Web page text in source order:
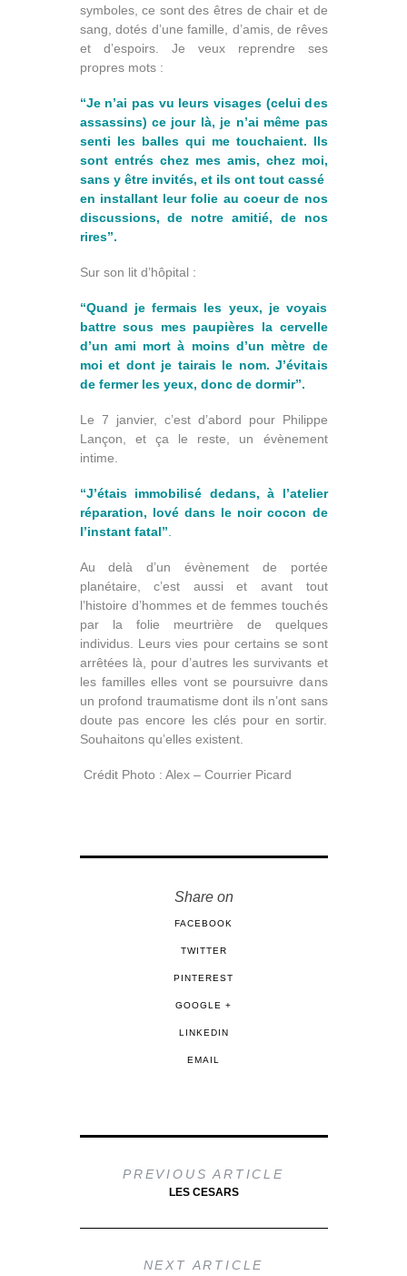
symboles, ce sont des êtres de chair et de
sang, dotés d’une famille, d’amis, de rêves
et d’espoirs. Je veux reprendre ses
propres mots :
“Je n’ai pas vu leurs visages (celui des
assassins) ce jour là, je n’ai même pas
senti les balles qui me touchaient. Ils
sont entrés chez mes amis, chez moi,
sans y être invités, et ils ont tout cassé
en installant leur folie au coeur de nos
discussions, de notre amitié, de nos
rires”.
Sur son lit d’hôpital :
“Quand je fermais les yeux, je voyais
battre sous mes paupières la cervelle
d’un ami mort à moins d’un mètre de
moi et dont je tairais le nom. J’évitais
de fermer les yeux, donc de dormir”.
Le 7 janvier, c’est d’abord pour Philippe
Lançon, et ça le reste, un évènement
intime.
“J’étais immobilisé dedans, à l’atelier
réparation, lové dans le noir cocon de
l’instant fatal”.
Au delà d’un évènement de portée
planétaire, c’est aussi et avant tout
l’histoire d’hommes et de femmes touchés
par la folie meurtrière de quelques
individus. Leurs vies pour certains se sont
arrêtées là, pour d’autres les survivants et
les familles elles vont se poursuivre dans
un profond traumatisme dont ils n’ont sans
doute pas encore les clés pour en sortir.
Souhaitons qu’elles existent.
Crédit Photo : Alex – Courrier Picard
Share on
FACEBOOK
TWITTER
PINTEREST
GOOGLE +
LINKEDIN
EMAIL
PREVIOUS ARTICLE
LES CESARS
NEXT ARTICLE